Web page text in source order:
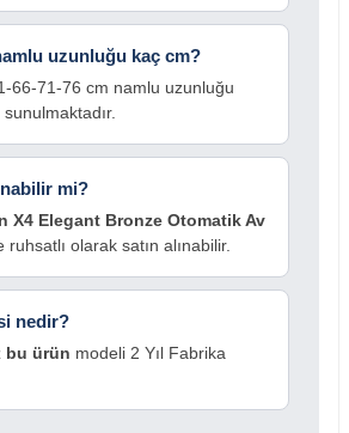
uzunluğu kaç cm?
66-71-76 cm namlu uzunluğu
mi?
X4 Elegant Bronze Otomatik Av
ruhsatlı olarak satın alınabilir.
nedir?
bu ürün modeli 2 Yıl Fabrika